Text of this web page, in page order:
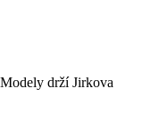
drží Jirkova